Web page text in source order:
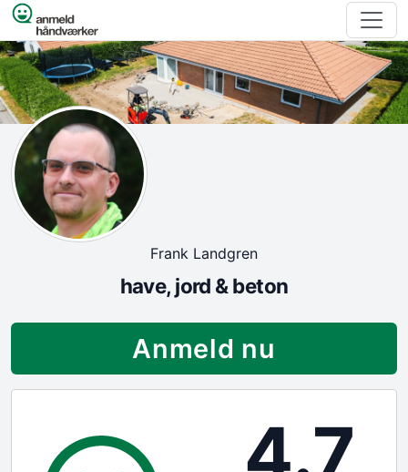
Spring til indhold
Frank Landgren
have, jord & beton
Anmeld nu
4.7